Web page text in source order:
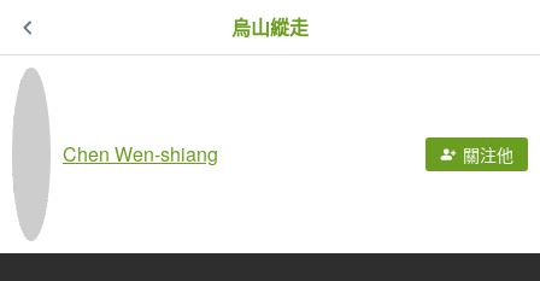
烏山縱走
Chen Wen-shiang 關注他